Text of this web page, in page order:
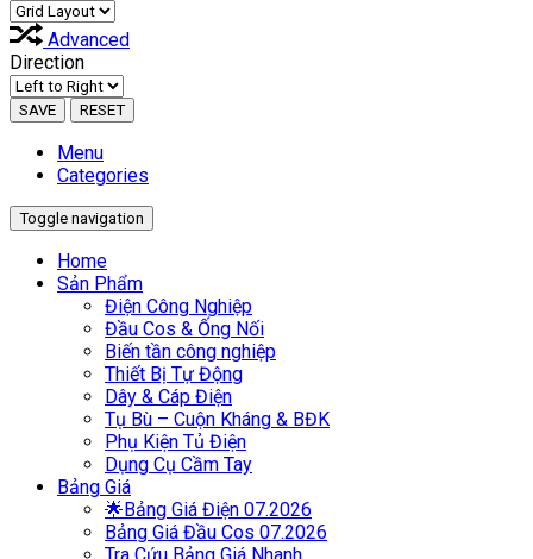
Advanced
Direction
SAVE RESET
Menu
Categories
Toggle navigation
Home
Sản Phẩm
Điện Công Nghiệp
Đầu Cos & Ống Nối
Biến tần công nghiệp
Thiết Bị Tự Động
Dây & Cáp Điện
Tụ Bù – Cuộn Kháng & BĐK
Phụ Kiện Tủ Điện
Dụng Cụ Cầm Tay
Bảng Giá
🌟Bảng Giá Điện 07.2026
Bảng Giá Đầu Cos 07.2026
Tra Cứu Bảng Giá Nhanh